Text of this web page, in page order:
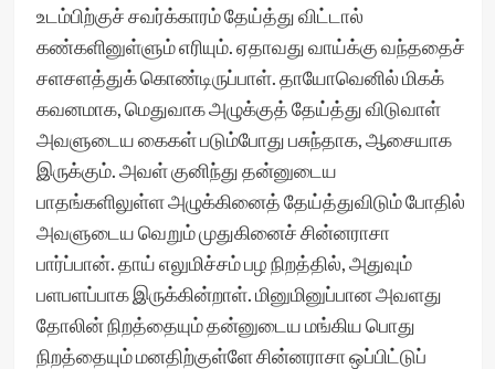
உடம்பிற்குச் சவர்க்காரம் தேய்த்து விட்டால்
கண்களினுள்ளும் எரியும். ஏதாவது வாய்க்கு வந்ததைச்
சளசளத்துக் கொண்டிருப்பாள். தாயோவெனில் மிகக்
கவனமாக, மெதுவாக அழுக்குத் தேய்த்து விடுவாள்
அவளுடைய கைகள் படும்போது பசுந்தாக, ஆசையாக
இருக்கும். அவள் குனிந்து தன்னுடைய
பாதங்களிலுள்ள அழுக்கினைத் தேய்த்துவிடும் போதில்
அவளுடைய வெறும் முதுகினைச் சின்னராசா
பார்ப்பான். தாய் எலுமிச்சம் பழ நிறத்தில், அதுவும்
பளபளப்பாக இருக்கின்றாள். மினுமினுப்பான அவளது
தோலின் நிறத்தையும் தன்னுடைய மங்கிய பொது
நிறத்தையும் மனதிற்குள்ளே சின்னராசா ஒப்பிட்டுப்